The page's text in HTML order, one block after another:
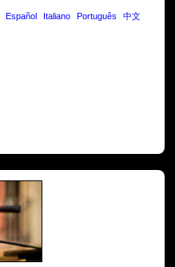
Español Italiano Português 中文